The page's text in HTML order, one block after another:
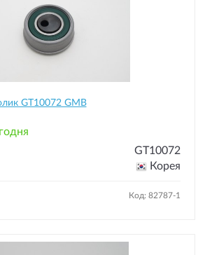
GT10072 GMB
GT10072
Корея
Код: 82787-1